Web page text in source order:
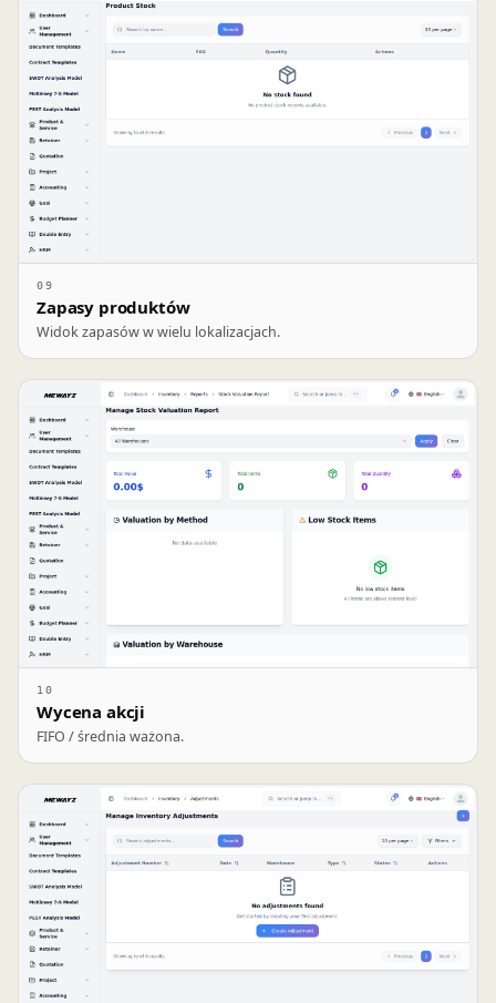
09
Zapasy produktów
Widok zapasów w wielu lokalizacjach.
10
Wycena akcji
FIFO / średnia ważona.